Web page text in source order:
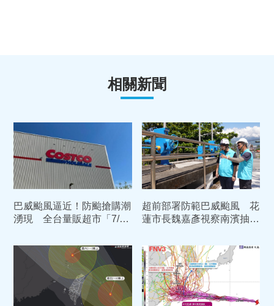
相關新聞
巴威颱風逼近！防颱搶購潮
湧現 全台量販超市「7/11
超前部署防範巴威颱風 花
蓮市長魏嘉彥視察南濱抽水